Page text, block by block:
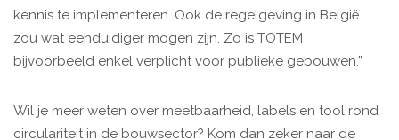
kennis te implementeren. Ook de regelgeving in België
zou wat eenduidiger mogen zijn. Zo is TOTEM
bijvoorbeeld enkel verplicht voor publieke gebouwen.”
Wil je meer weten over meetbaarheid, labels en tool rond
circulariteit in de bouwsector? Kom dan zeker naar de